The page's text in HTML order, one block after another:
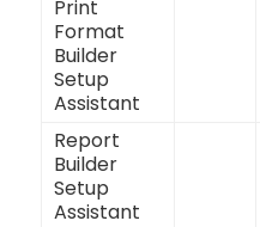
Print
Format
Builder
Setup
Assistant
Report
Builder
Setup
Assistant